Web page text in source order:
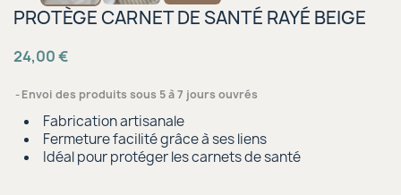
PROTÈGE CARNET DE SANTÉ RAYÉ BEIGE
24,00 €
Envoi des produits sous 5 à 7 jours ouvrés
Fabrication artisanale
Fermeture facilité grâce à ses liens
Idéal pour protéger les carnets de santé